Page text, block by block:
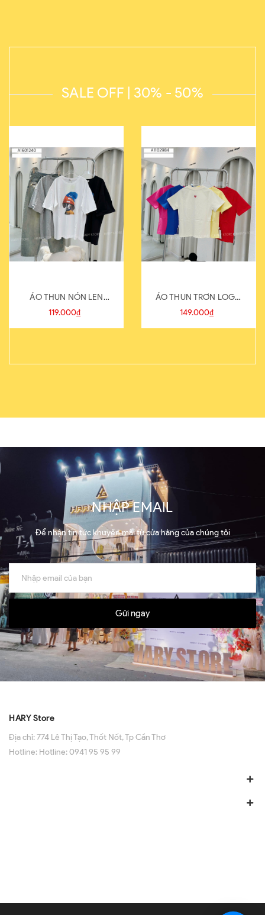
SALE OFF | 30% - 50%
ÁO THUN NÓN LEN
821-1
119.000₫
ÁO THUN TRƠN LOGO
SAU
149.000₫
NHẬP EMAIL
Để nhận tin tức khuyến mãi từ cửa hàng của chúng tôi
Gửi ngay
HARY Store
Địa chỉ:774 Lê Thị Tạo, Thốt Nốt, Tp Cần Thơ
Hotline: Hotline: 0941 95 95 99